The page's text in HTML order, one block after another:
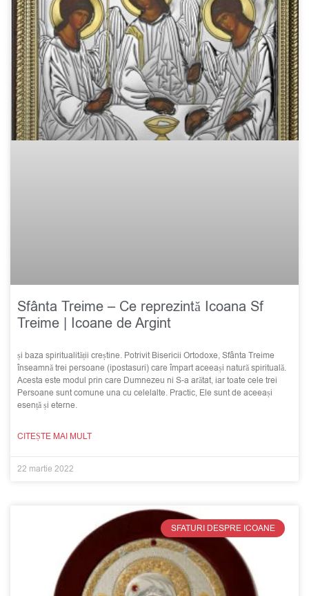
Sfânta Treime – Ce reprezintă Icoana Sf
Treime | Icoane de Argint
și baza spiritualității creștine. Potrivit Bisericii Ortodoxe, Sfânta Treime
înseamnă trei persoane (ipostasuri) care împart aceeași natură spirituală.
Acesta este modul prin care Dumnezeu ni S-a arătat, iar toate cele trei
Persoane sunt comune una cu celelalte. Practic, Ele sunt de aceeași
esență și eterne.
CITEȘTE MAI MULT
22 martie 2022
SFATURI DESPRE ICOANE